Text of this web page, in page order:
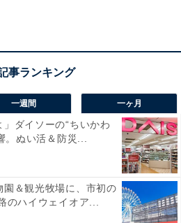
すさは室内でも効果を発揮して
一週間 一ヶ月
」ダイソーの“ちいかわ
。ぬい活＆防災...
園＆観光牧場に、市初の
のハイウェイオア...